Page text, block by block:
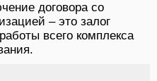
договора со
– это залог
всего комплекса